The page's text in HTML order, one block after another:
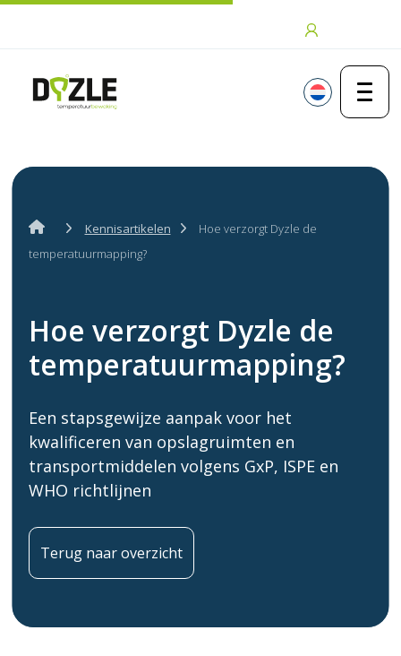
Kennisartikelen
Hoe verzorgt Dyzle de
temperatuurmapping?
Hoe verzorgt Dyzle de
temperatuurmapping?
Een stapsgewijze aanpak voor het
kwalificeren van opslagruimten en
transportmiddelen volgens GxP, ISPE en
WHO richtlijnen
Terug naar overzicht